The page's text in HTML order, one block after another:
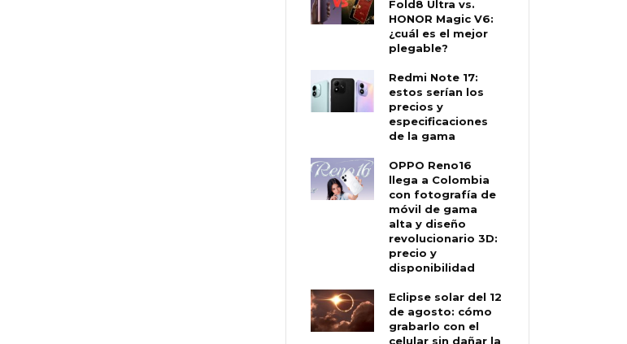
Fold8 Ultra vs.
HONOR Magic V6:
¿cuál es el mejor
plegable?
Redmi Note 17:
estos serían los
precios y
especificaciones
de la gama
OPPO Reno16
llega a Colombia
con fotografía de
móvil de gama
alta y diseño
revolucionario 3D:
precio y
disponibilidad
Eclipse solar del 12
de agosto: cómo
grabarlo con el
celular sin dañar la